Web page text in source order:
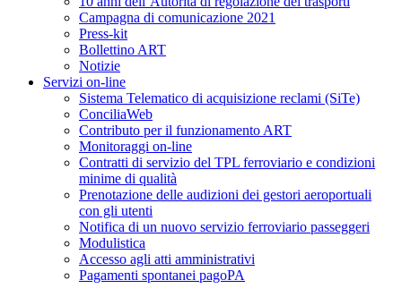
Campagna di comunicazione 2021
Press-kit
Bollettino ART
Notizie
Servizi on-line
Sistema Telematico di acquisizione reclami (SiTe)
ConciliaWeb
Contributo per il funzionamento ART
Monitoraggi on-line
Contratti di servizio del TPL ferroviario e condizioni
minime di qualità
Prenotazione delle audizioni dei gestori aeroportuali
con gli utenti
Notifica di un nuovo servizio ferroviario passeggeri
Modulistica
Accesso agli atti amministrativi
Pagamenti spontanei pagoPA